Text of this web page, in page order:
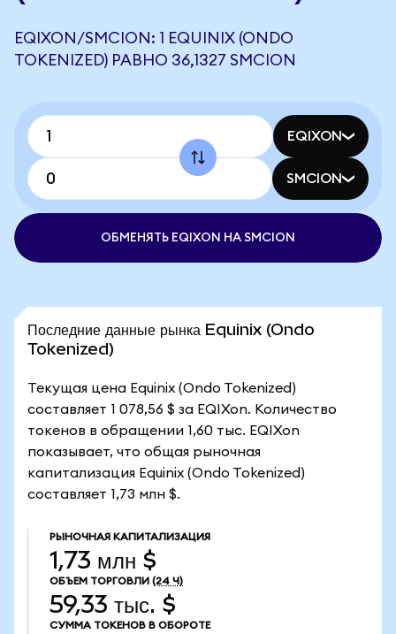
EQIXON/SMCION: 1 EQUINIX (ONDO
TOKENIZED) РАВНО 36,1327 SMCION
EQIXON
SMCION
ОБМЕНЯТЬ EQIXON НА SMCION
Последние данные рынка Equinix (Ondo
Tokenized)
Текущая цена Equinix (Ondo Tokenized)
составляет 1 078,56 $ за EQIXon. Количество
токенов в обращении 1,60 тыс. EQIXon
показывает, что общая рыночная
капитализация Equinix (Ondo Tokenized)
составляет 1,73 млн $.
РЫНОЧНАЯ КАПИТАЛИЗАЦИЯ
1,73 млн $
ОБЪЕМ ТОРГОВЛИ (24 Ч)
59,33 тыс. $
СУММА ТОКЕНОВ В ОБОРОТЕ